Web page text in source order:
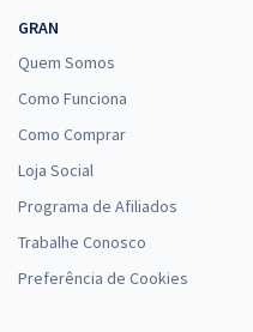
GRAN
Quem Somos
Como Funciona
Como Comprar
Loja Social
Programa de Afiliados
Trabalhe Conosco
Preferência de Cookies